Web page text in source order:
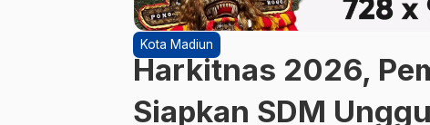
Kota Madiun
Harkitnas 2026,
Siapkan SDM